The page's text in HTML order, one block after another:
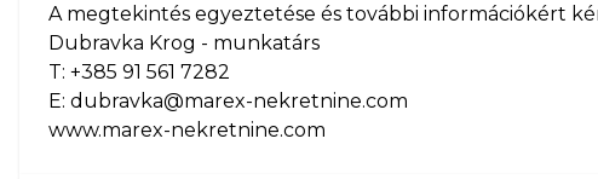
A megtekintés egyeztetése és további információkért
Dubravka Krog - munkatárs
T: +385 91 561 7282
E: dubravka@marex-nekretnine.com
www.marex-nekretnine.com